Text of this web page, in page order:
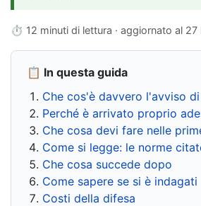
⏱ 12 minuti di lettura · aggiornato al 27
📋 In questa guida
Che cos'è davvero l'avviso
Perché è arrivato proprio
Che cosa devi fare nelle
Come si legge: le norme
Che cosa succede dopo
Come sapere se si è indagati
Costi della difesa